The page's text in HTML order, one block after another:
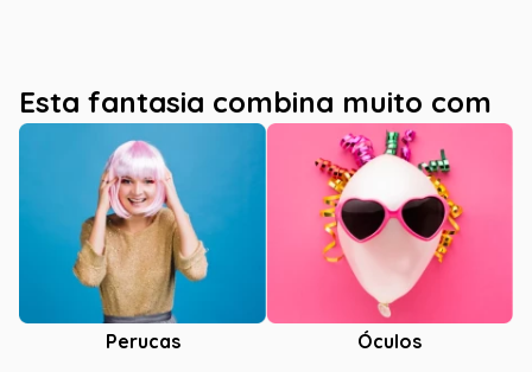
Esta fantasia combina muito com
Perucas Óculos